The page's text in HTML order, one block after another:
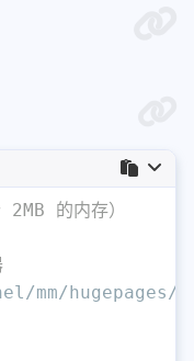
的内存）
mm/hugepages/